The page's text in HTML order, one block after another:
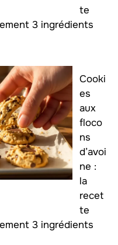
te
3 ingrédients
Cooki
es
aux
floco
ns
d’avoi
ne :
la
recet
te
3 ingrédients